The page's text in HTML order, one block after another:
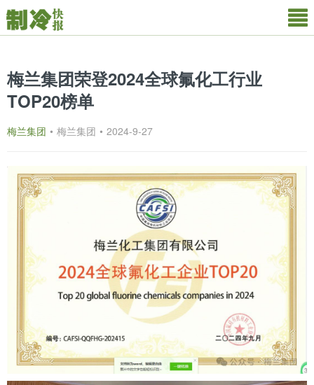
梅兰集团荣登2024全球氟化工行业
TOP20榜单
梅兰集团 • 梅兰集团 • 2024-9-27